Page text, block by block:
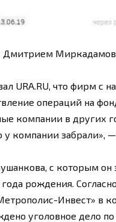
Дмитрием
URA.RU, что фирм с
операций на
компании в других
компании забрали», —
с которым он
рождения.
Инвест» в
уголовное дело по